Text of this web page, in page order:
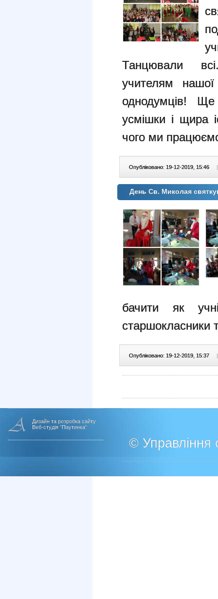
Танцювали
учителям
однодумців!
усмішки і щира
чого ми
Опубліковано: 19-12-2019, 15:46 |
День Св. Миколая
бачити як
старшокласники
Опубліковано: 19-12-2019, 15:37 |
Дизайн та розробка сайту
Веб-студія "Паутинка"
© Управління